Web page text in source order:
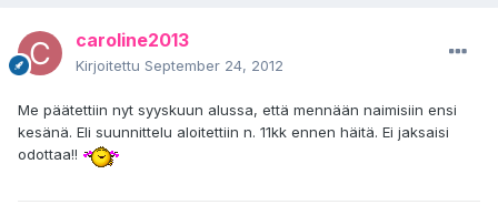
caroline2013
Kirjoitettu September 24, 2012
Me päätettiin nyt syyskuun alussa, että mennään naimisiin ensi
kesänä. Eli suunnittelu aloitettiin n. 11kk ennen häitä. Ei jaksaisi
odottaa!!